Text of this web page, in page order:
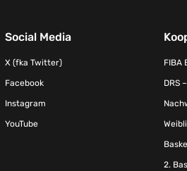
Social Media
X (fka Twitter)
Facebook
Instagram
YouTube
FIBA
DRS
2.